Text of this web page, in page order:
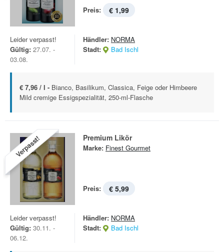
Preis: € 1,99
Leider verpasst!
Gültig: 27.07. -
03.08.
Händler: NORMA
Stadt:
Bad Ischl
€ 7,96 / l - Bianco, Basilikum, Classica, Feige oder Himbeere
Mild cremige Essigspezialität, 250-ml-Flasche
Verpasst! Premium Likör
Marke: Finest Gourmet
Preis: € 5,99
Leider verpasst!
Gültig: 30.11. -
06.12.
Händler: NORMA
Stadt:
Bad Ischl